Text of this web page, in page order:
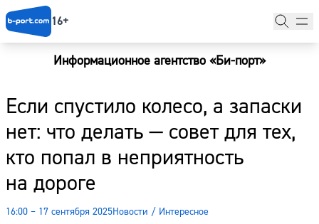
16+
Информационное агентство «Би-порт»
Если спустило колесо, а запаски
нет: что делать — совет для тех,
кто попал в неприятность
на дороге
16:00 – 17 сентября 2025Новости / Интересное
Новости
Наши гости
Фоторепортажи
Погода